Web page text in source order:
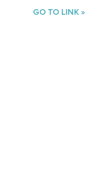
GO TO LINK »